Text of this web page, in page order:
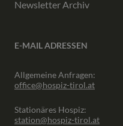
Newsletter Archiv
E-MAIL ADRESSEN
Allgemeine Anfragen:
office@hospiz-tirol.at
Stationäres Hospiz:
station@hospiz-tirol.at